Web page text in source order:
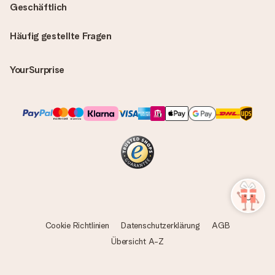
Häufig gestellte Fragen
YourSurprise
Geschäftlich
Cookie Richtlinien Datenschutzerklärung
AGB
Übersicht A-Z